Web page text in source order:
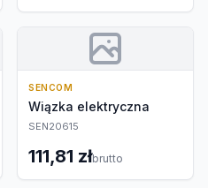
SENCOM
Wiązka elektryczna
SEN20615
111,81 złbrutto